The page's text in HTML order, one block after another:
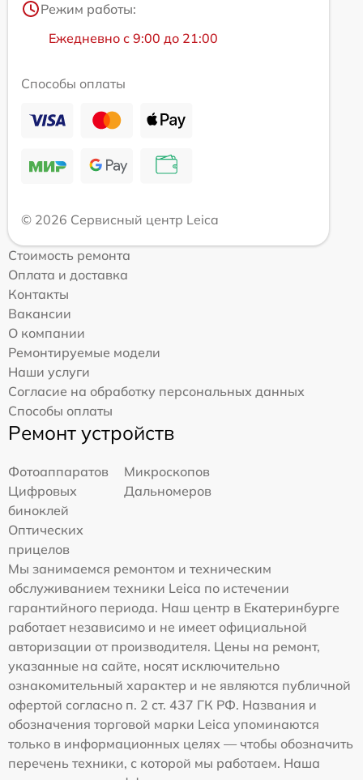
Режим работы:
Ежедневно с 9:00 до 21:00
Способы оплаты
© 2026 Сервисный центр Leica
Стоимость ремонта
Оплата и доставка
Контакты
Вакансии
О компании
Ремонтируемые модели
Наши услуги
Согласие на обработку персональных данных
Способы оплаты
Ремонт устройств
Фотоаппаратов
Микроскопов
Цифровых
биноклей
Дальномеров
Оптических
прицелов
Мы занимаемся ремонтом и техническим
обслуживанием техники Leica по истечении
гарантийного периода. Наш центр в Екатеринбурге
работает независимо и не имеет официальной
авторизации от производителя. Цены на ремонт,
указанные на сайте, носят исключительно
ознакомительный характер и не являются публичной
офертой согласно п. 2 ст. 437 ГК РФ. Названия и
обозначения торговой марки Leica упоминаются
только в информационных целях — чтобы обозначить
перечень техники, с которой мы работаем. Наша